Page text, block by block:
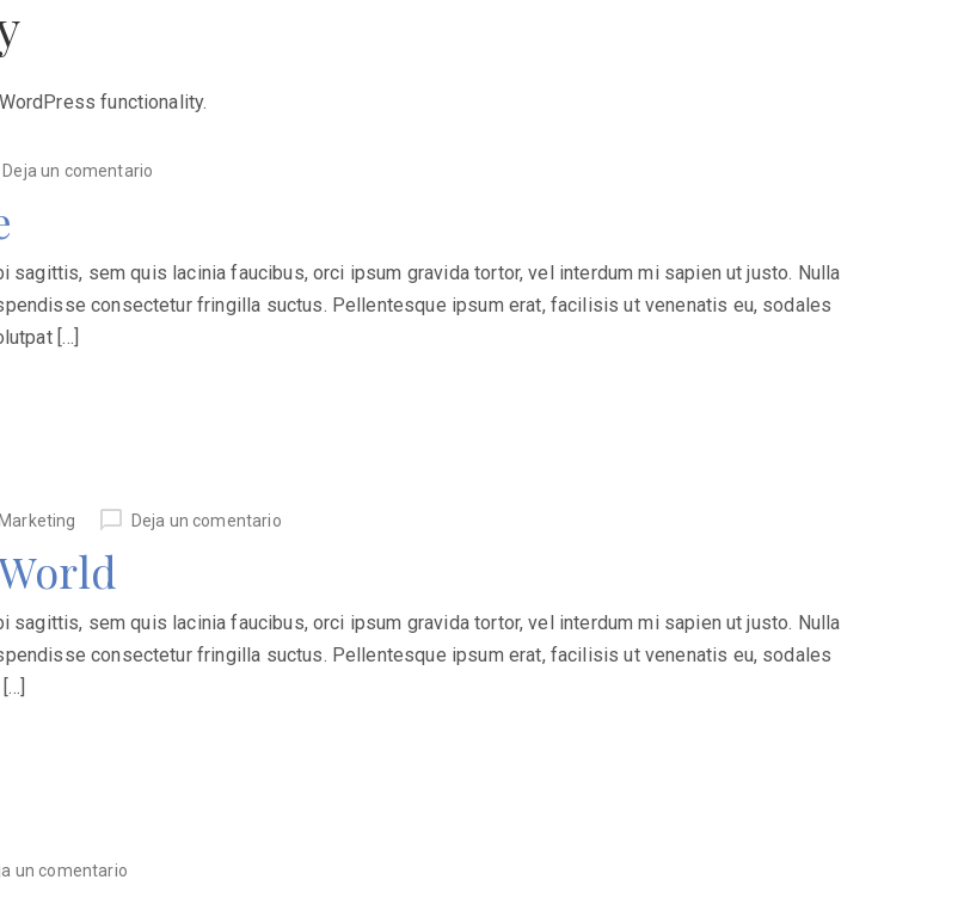
functionality.
Deja un comentario
sem quis lacinia faucibus, orci ipsum gravida tortor, vel interdum mi sapien ut justo. Nulla
consectetur fringilla suctus. Pellentesque ipsum erat, facilisis ut venenatis eu, sodales
[…]
Deja un comentario
sem quis lacinia faucibus, orci ipsum gravida tortor, vel interdum mi sapien ut justo. Nulla
consectetur fringilla suctus. Pellentesque ipsum erat, facilisis ut venenatis eu, sodales
un comentario